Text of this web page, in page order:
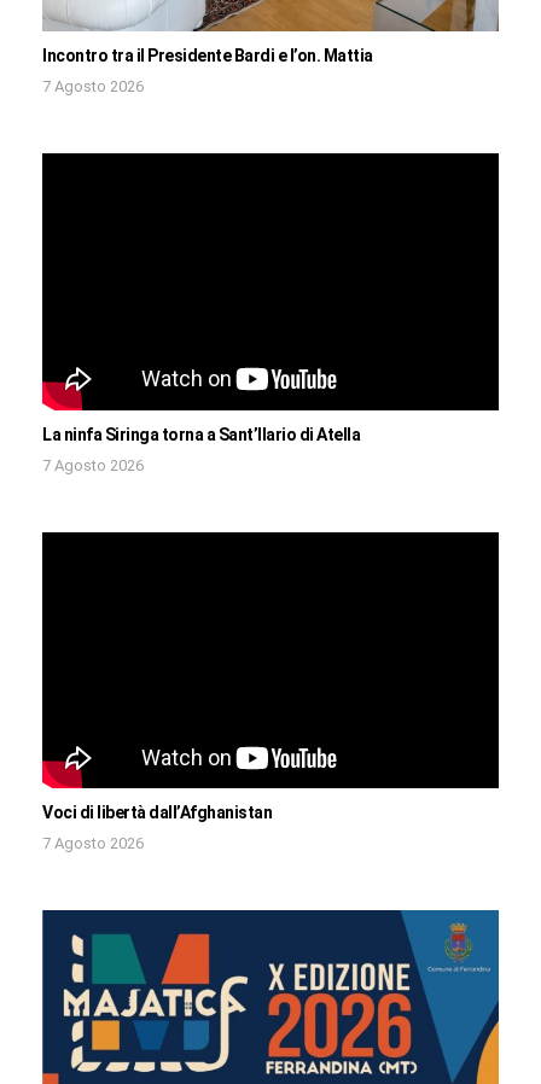
Incontro tra il Presidente Bardi e l’on. Mattia
7 Agosto 2026
La ninfa Siringa torna a Sant’Ilario di Atella
7 Agosto 2026
Voci di libertà dall’Afghanistan
7 Agosto 2026